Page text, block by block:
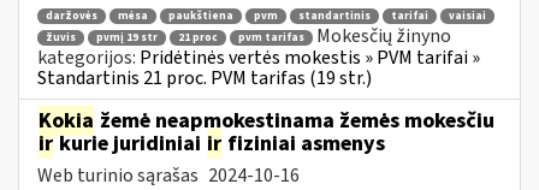
daržovės mėsa paukštiena pvm standartinis tarifai
vaisiai
žuvis
pvmį 19 str 21 proc pvm tarifas
Mokesčių žinyno
kategorijos: Pridėtinės vertės mokestis » PVM tarifai »
Standartinis 21 proc. PVM tarifas (19 str.)
Kokia žemė neapmokestinama žemės mokesčiu
irkurie juridiniai ir fiziniai asmenys
Web turinio sąrašas 2024-10-16